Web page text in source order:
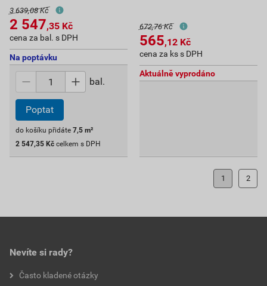
3 639,08 Kč
2 547,35 Kč
cena za bal. s DPH
Na poptávku
bal.
Poptat
do košíku přidáte 7,5 m²
2 547,35 Kč celkem s DPH
672,76 Kč
565,12 Kč
cena za ks s DPH
Aktuálně vyprodáno
1 2
Nevíte si rady?
Často kladené otázky